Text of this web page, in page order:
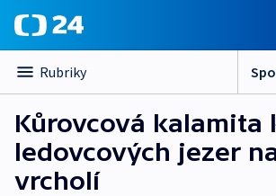
Rubriky
Kůrovcová kalamita
ledovcových jezer
vrcholí